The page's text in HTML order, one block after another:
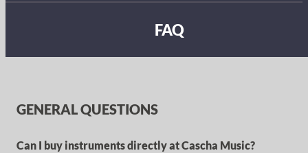
FAQ
GENERAL QUESTIONS
Can I buy instruments directly at Cascha Music?